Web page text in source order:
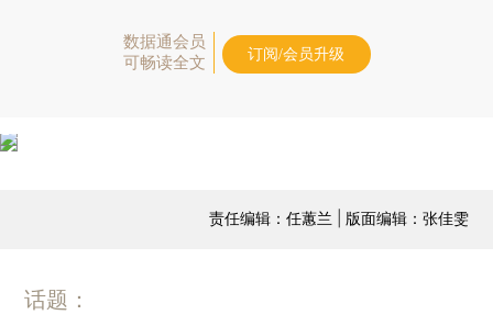
数据通会员
可畅读全文
订阅/会员升级
责任编辑：任蕙兰 | 版面编辑：张佳雯
话题：